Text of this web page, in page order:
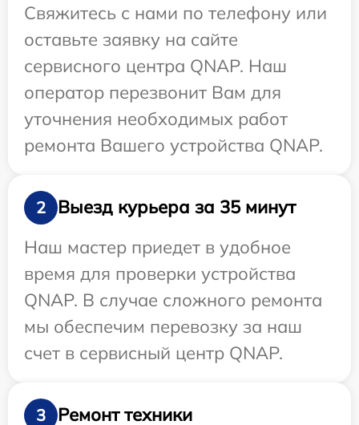
Свяжитесь с нами по телефону или
оставьте заявку на сайте
сервисного центра QNAP. Наш
оператор перезвонит Вам для
уточнения необходимых работ
ремонта Вашего устройства QNAP.
2
Выезд курьера за 35 минут
Наш мастер приедет в удобное
время для проверки устройства
QNAP. В случае сложного ремонта
мы обеспечим перевозку за наш
счет в сервисный центр QNAP.
3
Ремонт техники